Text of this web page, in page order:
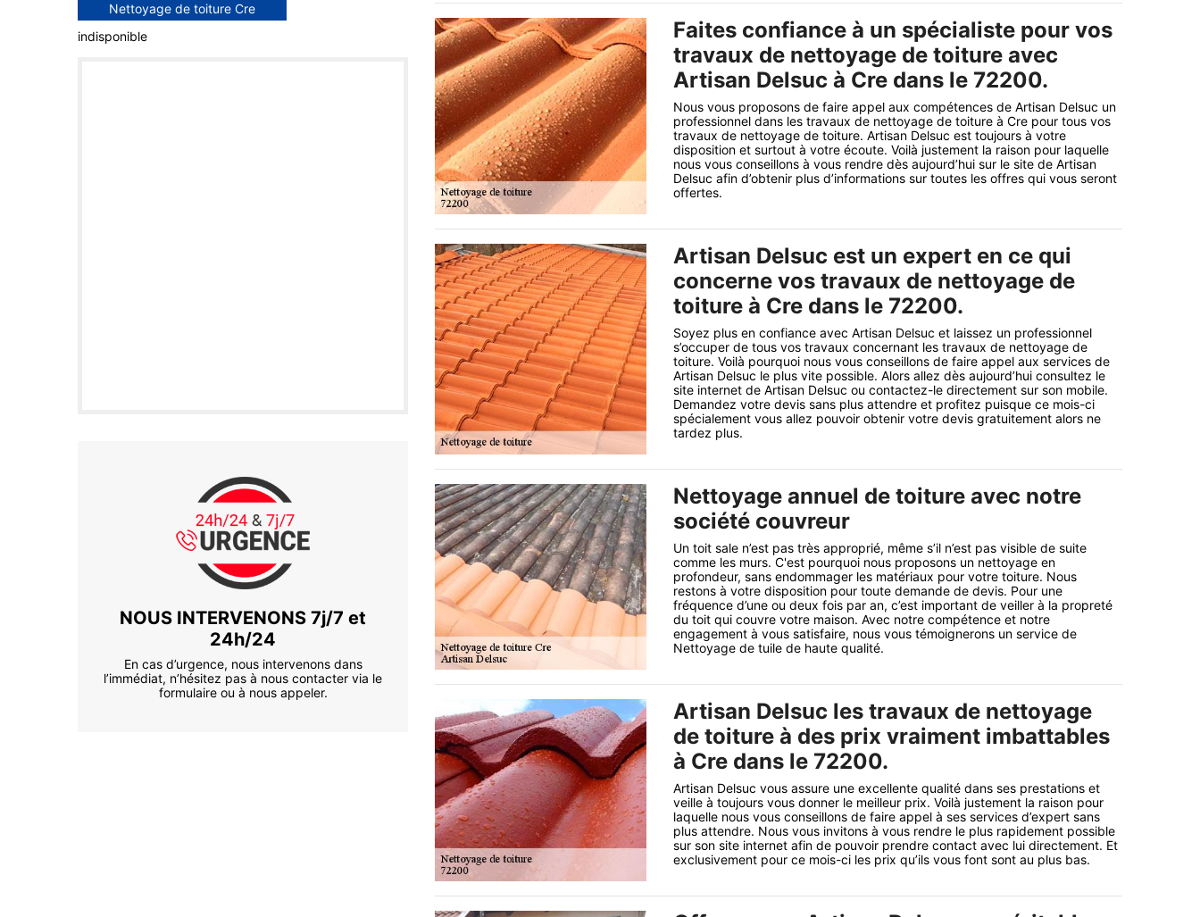
Nettoyage de toiture Cre
indisponible
NOUS INTERVENONS 7j/7 et
24h/24
En cas d’urgence, nous intervenons dans
l’immédiat, n’hésitez pas à nous contacter via le
formulaire ou à nous appeler.
Faites confiance à un spécialiste pour vos
travaux de nettoyage de toiture avec
Artisan Delsuc à Cre dans le 72200.
Nous vous proposons de faire appel aux compétences de Artisan Delsuc un
professionnel dans les travaux de nettoyage de toiture à Cre pour tous vos
travaux de nettoyage de toiture. Artisan Delsuc est toujours à votre
disposition et surtout à votre écoute. Voilà justement la raison pour laquelle
nous vous conseillons à vous rendre dès aujourd’hui sur le site de Artisan
Delsuc afin d’obtenir plus d’informations sur toutes les offres qui vous seront
offertes.
Artisan Delsuc est un expert en ce qui
concerne vos travaux de nettoyage de
toiture à Cre dans le 72200.
Soyez plus en confiance avec Artisan Delsuc et laissez un professionnel
s’occuper de tous vos travaux concernant les travaux de nettoyage de
toiture. Voilà pourquoi nous vous conseillons de faire appel aux services de
Artisan Delsuc le plus vite possible. Alors allez dès aujourd’hui consultez le
site internet de Artisan Delsuc ou contactez-le directement sur son mobile.
Demandez votre devis sans plus attendre et profitez puisque ce mois-ci
spécialement vous allez pouvoir obtenir votre devis gratuitement alors ne
tardez plus.
Nettoyage annuel de toiture avec notre
société couvreur
Un toit sale n’est pas très approprié, même s’il n’est pas visible de suite
comme les murs. C'est pourquoi nous proposons un nettoyage en
profondeur, sans endommager les matériaux pour votre toiture. Nous
restons à votre disposition pour toute demande de devis. Pour une
fréquence d’une ou deux fois par an, c’est important de veiller à la propreté
du toit qui couvre votre maison. Avec notre compétence et notre
engagement à vous satisfaire, nous vous témoignerons un service de
Nettoyage de tuile de haute qualité.
Artisan Delsuc les travaux de nettoyage
de toiture à des prix vraiment imbattables
à Cre dans le 72200.
Artisan Delsuc vous assure une excellente qualité dans ses prestations et
veille à toujours vous donner le meilleur prix. Voilà justement la raison pour
laquelle nous vous conseillons de faire appel à ses services d’expert sans
plus attendre. Nous vous invitons à vous rendre le plus rapidement possible
sur son site internet afin de pouvoir prendre contact avec lui directement. Et
exclusivement pour ce mois-ci les prix qu’ils vous font sont au plus bas.